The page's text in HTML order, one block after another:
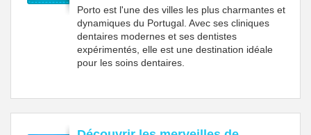
Porto est l'une des villes les plus charmantes et
dynamiques du Portugal. Avec ses cliniques
dentaires modernes et ses dentistes
expérimentés, elle est une destination idéale
pour les soins dentaires.